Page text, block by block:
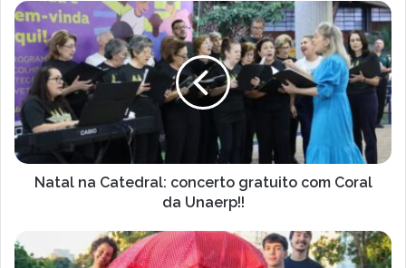
Natal
na
Catedral:
concerto
gratuito
com
Coral
da
Unaerp!!
Natal na Catedral: concerto gratuito com Coral
da Unaerp!!
FESTIVAL
DE